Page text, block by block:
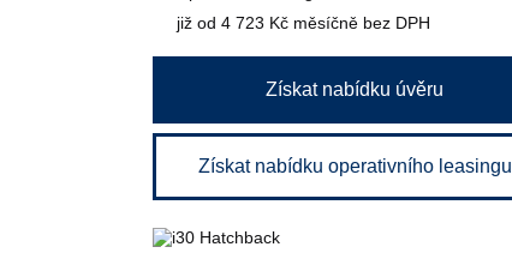
již od 4 723 Kč měsíčně bez DPH
Získat nabídku úvěru
Získat nabídku operativního leasingu